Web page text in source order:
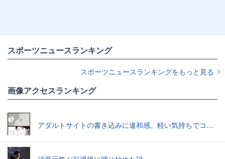
スポーツニュースランキング
スポーツニュースランキングをもっと見る
画像アクセスランキング
アダルトサイトの書き込みに違和感。軽い気持ちでコメントしてみると…／近畿地方のある場所について（1）